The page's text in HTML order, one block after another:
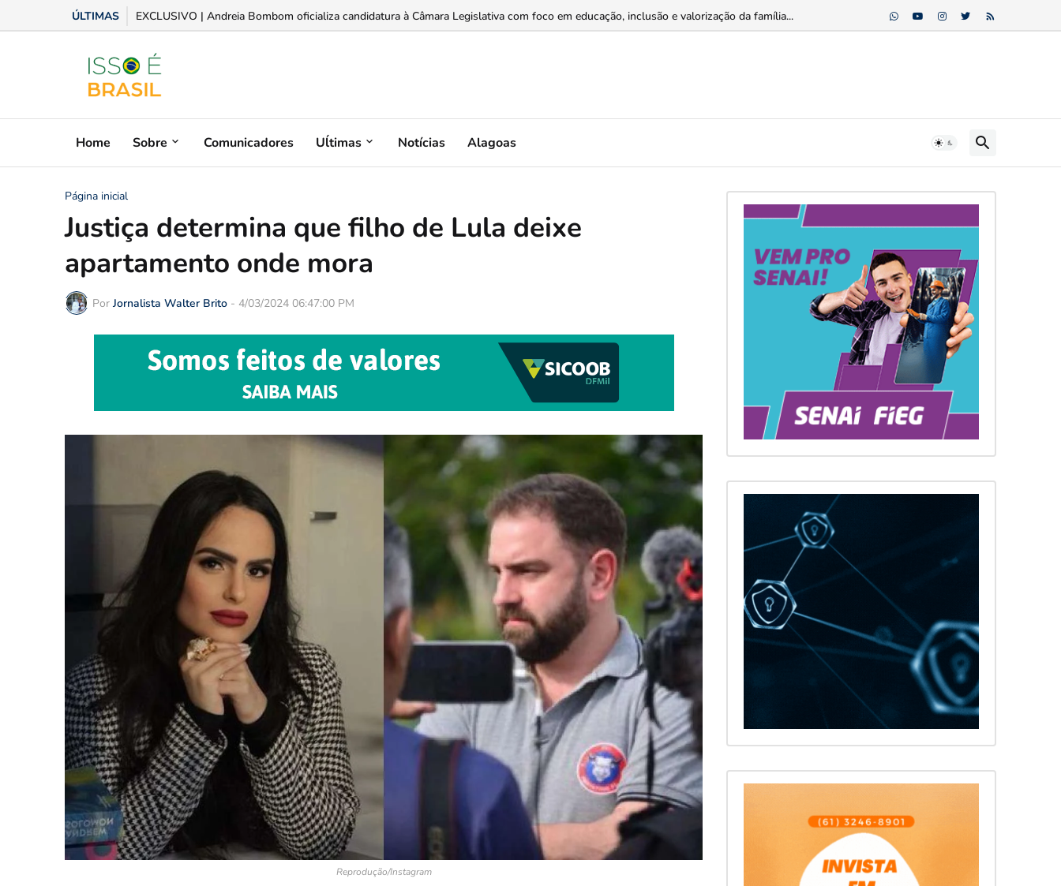
ÚLTIMAS Aplicativo moderniza operações entre fornecedores e varejistas por meio de recebíveis de cartão...
Home Sobre Comunicadores Uĺtimas Notícias Alagoas
Página inicial
Justiça determina que filho de Lula deixe
apartamento onde mora
Por Jornalista Walter Brito - 4/03/2024 06:47:00 PM
Reprodução/Instagram